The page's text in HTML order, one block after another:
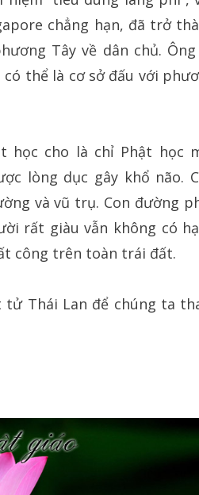
chẳng hạn, đã trở
Tây về dân chủ. Ông
có thể là cơ sở đấu với
học cho là chỉ Phật học
lòng dục gây khổ não.
và vũ trụ. Con đường
rất giàu vẫn không có
công trên toàn trái đất.
Thái Lan để chúng ta